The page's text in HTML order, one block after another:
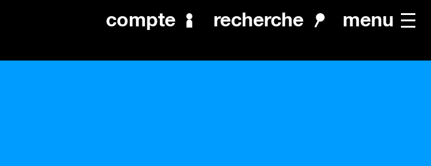
compte recherche menu